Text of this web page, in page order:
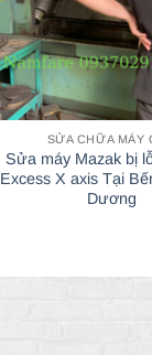
SỬA CHỮA MÁY
Sửa máy Mazak bị
Excess X axis Tại
Dương